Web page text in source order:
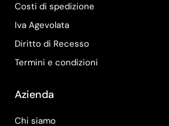
Costi di spedizione
Iva Agevolata
Diritto di Recesso
Termini e condizioni
Azienda
Chi siamo